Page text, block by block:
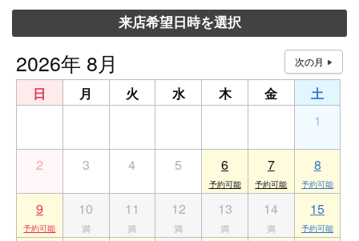
来店希望日時を選択
2026年 8月
日 月 火 水 木 金
土
1
2 3 4 5 6 7 8
9 10 11 12 13 14 15